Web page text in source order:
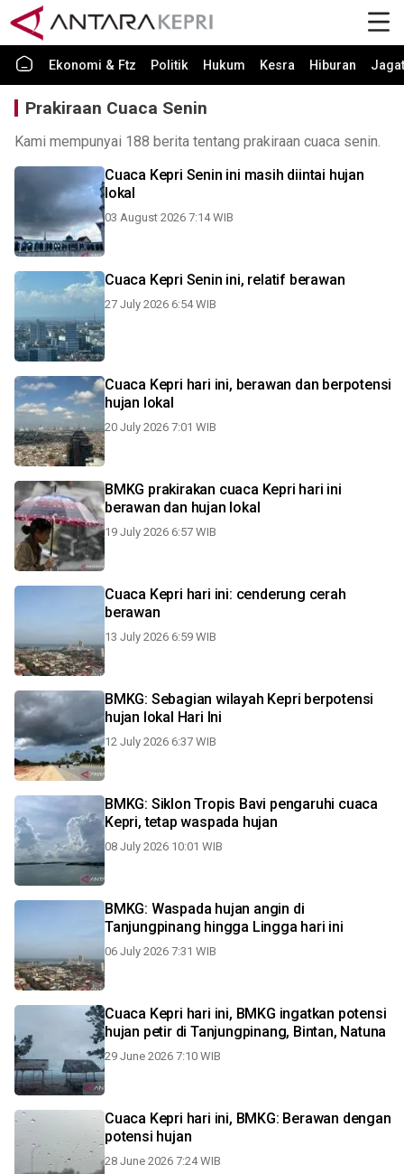
Ekonomi & Ftz Politik Hukum Kesra Hiburan Jagat
Prakiraan Cuaca Senin
Kami mempunyai 188 berita tentang prakiraan cuaca senin.
Cuaca Kepri Senin ini masih diintai hujan
lokal
03 August 2026 7:14 WIB
Cuaca Kepri Senin ini, relatif berawan
27 July 2026 6:54 WIB
Cuaca Kepri hari ini, berawan dan berpotensi
hujan lokal
20 July 2026 7:01 WIB
BMKG prakirakan cuaca Kepri hari ini
berawan dan hujan lokal
19 July 2026 6:57 WIB
Cuaca Kepri hari ini: cenderung cerah
berawan
13 July 2026 6:59 WIB
BMKG: Sebagian wilayah Kepri berpotensi
hujan lokal Hari Ini
12 July 2026 6:37 WIB
BMKG: Siklon Tropis Bavi pengaruhi cuaca
Kepri, tetap waspada hujan
08 July 2026 10:01 WIB
BMKG: Waspada hujan angin di
Tanjungpinang hingga Lingga hari ini
06 July 2026 7:31 WIB
Cuaca Kepri hari ini, BMKG ingatkan potensi
hujan petir di Tanjungpinang, Bintan, Natuna
29 June 2026 7:10 WIB
Cuaca Kepri hari ini, BMKG: Berawan dengan
potensi hujan
28 June 2026 7:24 WIB